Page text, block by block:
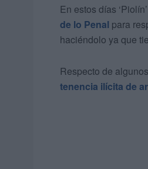
En estos días
de lo Penal para
haciéndolo ya que
Respecto de
tenencia ilícita de